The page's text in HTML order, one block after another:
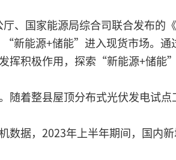
、国家能源局综合司联合发布
新能源+储能”进入现货市场。
挥积极作用，探索“新能源+储能”
随着整县屋顶分布式光伏发电试
数据，2023年上半年期间，国内